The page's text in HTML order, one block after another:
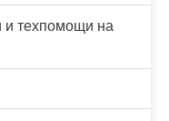
и техпомощи на